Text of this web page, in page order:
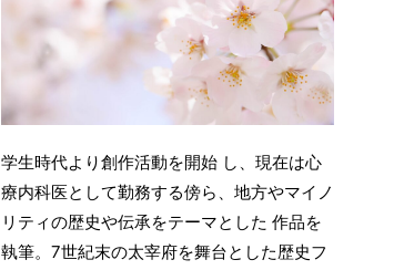
学生時代より創作活動を開始 し、現在は心
療内科医として勤務する傍ら、地方やマイノ
リティの歴史や伝承をテーマとした 作品を
執筆。7世紀末の太宰府を舞台とした歴史フ